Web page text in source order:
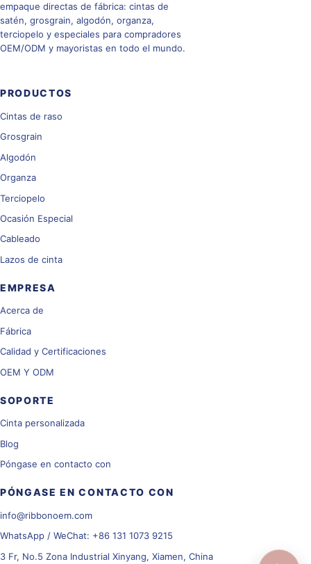
empaque directas de fábrica: cintas de
satén, grosgrain, algodón, organza,
terciopelo y especiales para compradores
OEM/ODM y mayoristas en todo el mundo.
PRODUCTOS
Cintas de raso
Grosgrain
Algodón
Organza
Terciopelo
Ocasión Especial
Cableado
Lazos de cinta
EMPRESA
Acerca de
Fábrica
Calidad y Certificaciones
OEM Y ODM
SOPORTE
Cinta personalizada
Blog
Póngase en contacto con
PÓNGASE EN CONTACTO CON
info@ribbonoem.com
WhatsApp / WeChat: +86 131 1073 9215
3 Fr, No.5 Zona Industrial Xinyang, Xiamen, China